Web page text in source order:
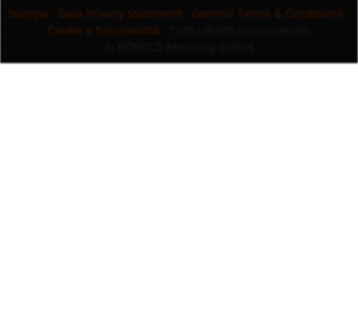
Stampa
Data Privacy Statement General Terms & Conditions
Cookie e funzionalità